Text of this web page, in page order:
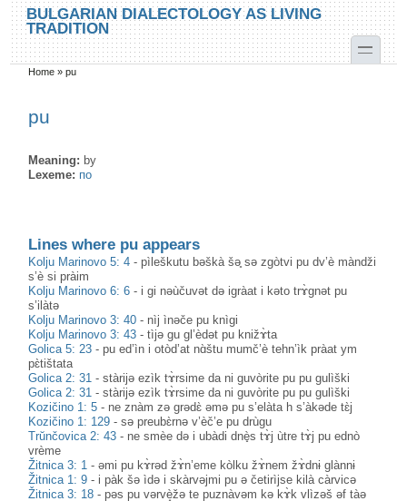
Skip to main content
Skip to search
BULGARIAN DIALECTOLOGY AS LIVING
TRADITION
toggle
You are here
Home »pu
pu
Meaning: by
Lexeme: по
Lines where pu appears
Kolju Marinovo 5: 4 -pìleškutu bəškà šә̥ sə zgòtvi pu dv’è màndži
s’è si pràim
Kolju Marinovo 6: 6 - i gi nəùčuvət də igràat i kəto trɤ̀gnət pu
s’ilàtə
Kolju Marinovo 3: 40 - nìj ìnəče pu knìgi
Kolju Marinovo 3: 43 -tìjə gu gl’èdət pu knižɤ̀ta
Golica 5: 23 -pu ed’ìn i otòd’at nɑ̀štu mumč’è tehn’ìk pràat ym
pɛ̀tištata
Golica 2: 31 -stàrijə ezìk tɤ̀rsime da ni guvòrite pu pu gulìški
Golica 2: 31 -stàrijə ezìk tɤ̀rsime da ni guvòrite pu pu gulìški
Kozičino 1: 5 - ne znàm zə grədɛ̀ əmə pu s’elàta h s’àkəde tɛ̀j
Kozičino 1: 129 -sə preubɛ̀rnə v’èč’e pu drùgu
Trŭnčovica 2: 43 - ne smèe də i ubàdi dnè̟s tɤ̀j ùtre tɤ̀j pu ednò
vrème
Žitnica 3: 1 -əmi pu kɤ̀rəd žɤ̀n’eme kòlku žɤ̀nem žɤ̀dnɨ glànnɨ
Žitnica 1: 9 - i pàk šə ìdə i skàrvəjmi pu ə četirìjse kilà càrvicə
Žitnica 3: 18 -pəs pu vərvè̝žə te puznàvəm kə kɤ̀k vlìzəš əf tàə